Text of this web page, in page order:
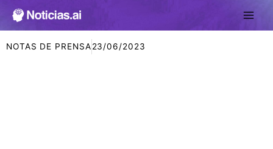
NOTAS DE PRENSA23/06/2023